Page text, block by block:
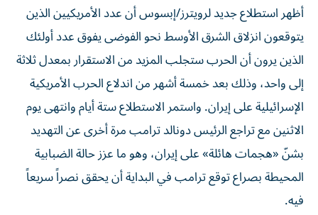
أظهر استطلاع جديد لرويترز/إبسوس أن عدد الأمريكيين الذين
يتوقعون انزلاق الشرق الأوسط نحو الفوضى يفوق عدد أولئك
الذين يرون أن الحرب ستجلب المزيد من الاستقرار بمعدل ثلاثة
إلى واحد، وذلك بعد خمسة ‌أشهر من اندلاع الحرب الأمريكية
الإسرائيلية على إيران. واستمر الاستطلاع ستة أيام وانتهى يوم
الاثنين مع تراجع الرئيس دونالد ترامب مرة أخرى عن التهديد
بشنّ «هجمات هائلة» على إيران، ​وهو ما عزز حالة الضبابية
المحيطة بصراع توقع ترامب في البداية أن يحقق نصراً سريعاً
فيه.